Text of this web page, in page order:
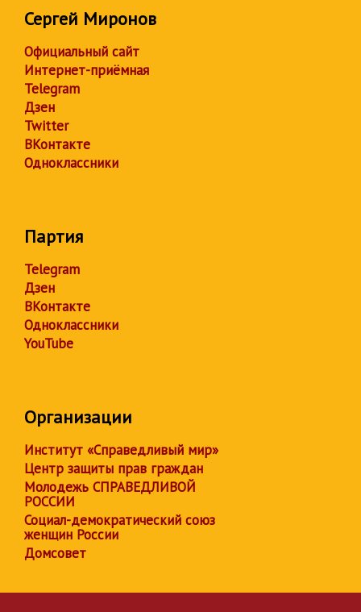
Сергей Миронов
Официальный сайт
Интернет-приёмная
Telegram
Дзен
Twitter
ВКонтакте
Одноклассники
Партия
Telegram
Дзен
ВКонтакте
Одноклассники
YouTube
Организации
Институт «Справедливый мир»
Центр защиты прав граждан
Молодежь СПРАВЕДЛИВОЙ
РОССИИ
Социал-демократический союз
женщин России
Домсовет